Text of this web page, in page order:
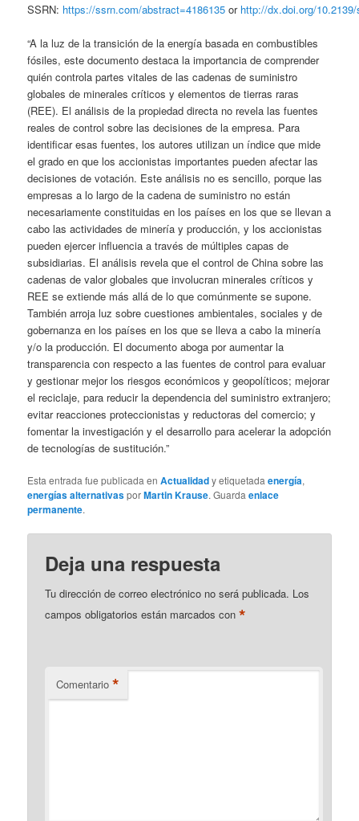
SSRN: https://ssrn.com/abstract=4186135 or http://dx.doi.org/
“A la luz de la transición de la energía basada en combustibles
fósiles, este documento destaca la importancia de comprender
quién controla partes vitales de las cadenas de suministro
globales de minerales críticos y elementos de tierras raras
(REE). El análisis de la propiedad directa no revela las fuentes
reales de control sobre las decisiones de la empresa. Para
identificar esas fuentes, los autores utilizan un índice que mide
el grado en que los accionistas importantes pueden afectar las
decisiones de votación. Este análisis no es sencillo, porque las
empresas a lo largo de la cadena de suministro no están
necesariamente constituidas en los países en los que se llevan a
cabo las actividades de minería y producción, y los accionistas
pueden ejercer influencia a través de múltiples capas de
subsidiarias. El análisis revela que el control de China sobre las
cadenas de valor globales que involucran minerales críticos y
REE se extiende más allá de lo que comúnmente se supone.
También arroja luz sobre cuestiones ambientales, sociales y de
gobernanza en los países en los que se lleva a cabo la minería
y/o la producción. El documento aboga por aumentar la
transparencia con respecto a las fuentes de control para evaluar
y gestionar mejor los riesgos económicos y geopolíticos; mejorar
el reciclaje, para reducir la dependencia del suministro extranjero;
evitar reacciones proteccionistas y reductoras del comercio; y
fomentar la investigación y el desarrollo para acelerar la adopción
de tecnologías de sustitución.”
Esta entrada fue publicada enActualidady etiquetadaenergía,
energías alternativasporMartin Krause. Guardaenlace
permanente.
Deja una respuesta
Tu dirección de correo electrónico no será publicada. Los
campos obligatorios están marcados con*
Comentario *